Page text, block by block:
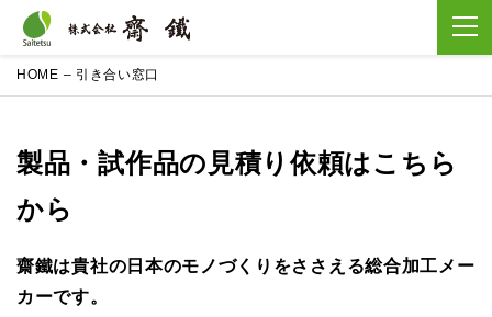
HOME – 引き合い窓口
製品・試作品の見積り依頼はこちら
から
齋鐵は貴社の日本のモノづくりをささえる総合加工メー
カーです。